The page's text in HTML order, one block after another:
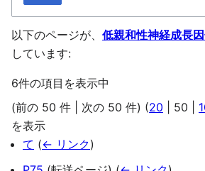
以下のページが、 低親和性神経成長
しています:
6件の項目を表示中
(前の 50 件 次の 50 件) (20 50
を表示
て (← リンク)